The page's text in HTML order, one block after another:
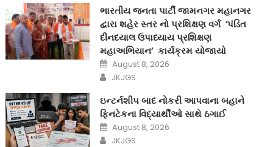
ભારતીય જનતા પાર્ટી જામનગર મહાનગર
દ્વારા શહેર સ્તર નો પ્રશિક્ષણ વર્ગ ‘પંડિત
દીનદયાલ ઉપાધ્યાય પ્રશિક્ષણ
મહાઅભિયાન’ કાર્યક્રમ યોજાયો
Posted
on
August 8, 2026
Author
JKJGS
ઇન્ટર્નશીપ બાદ નોકરી આપવાના બહાને
ફિનટેકના વિદ્યાર્થીઓ સાથે ઠગાઈ
Posted
on
August 8, 2026
Author
JKJGS